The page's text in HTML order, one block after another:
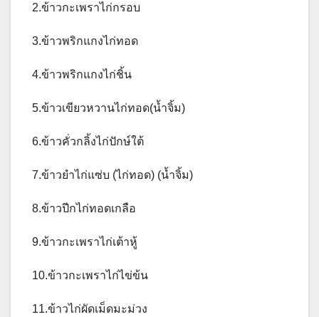
2.ข้าวกะเพราไก่กรอบ
3.ข้าวพริกแกงไก่ทอด
4.ข้าวพริกแกงไก่ชิ้น
5.ข้าวเขียวหวานไก่ทอด(น้ำจิ้ม)
6.ข้าวคั่วกลิ้งไก่ปักษ์ใต้
7.ข้าวยำไก่แซ่บ (ไก่ทอด) (น้ำจิ้ม)
8.ข้าวปีกไก่ทอดเกลือ
9.ข้าวกะเพราไก่เต้าหู้
10.ข้าวกะเพราไก่ไข่ข้น
11.ข้าวไก่ผัดเม็ดมะม่วง